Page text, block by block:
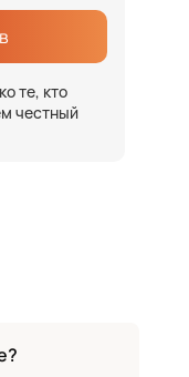
те, кто
честный